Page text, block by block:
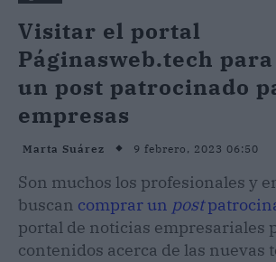
Visitar el portal
Páginasweb.tech
un post patrocinado
empresas
Marta Suárez 9 febrero, 2023 06:50
Son muchos los profesionales y
buscan comprar un post
portal de noticias empresariales
contenidos acerca de las nuevas